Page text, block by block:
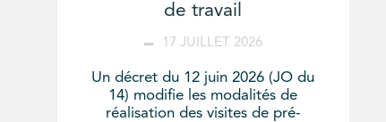
de travail
17 JUILLET 2026
Un décret du 12 juin 2026 (JO du
14) modifie les modalités de
réalisation des visites de pré-